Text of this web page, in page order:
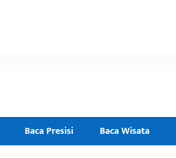
Baca Presisi Baca Wisata